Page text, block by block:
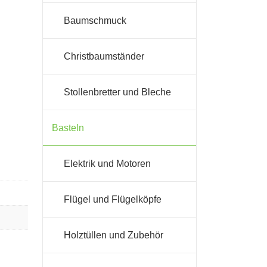
Baumschmuck
Christbaumständer
Stollenbretter und Bleche
Basteln
Elektrik und Motoren
Flügel und Flügelköpfe
Holztüllen und Zubehör